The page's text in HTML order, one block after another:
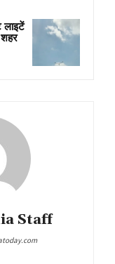
लाइटें
Staff